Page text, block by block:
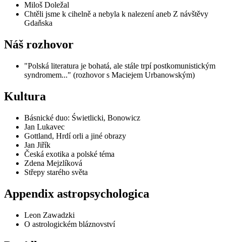
Miloš Doležal
Chtěli jsme k cihelně a nebyla k nalezení aneb Z návštěvy
Gdaňska
Náš rozhovor
"Polská literatura je bohatá, ale stále trpí postkomunistickým
syndromem..." (rozhovor s Maciejem Urbanowským)
Kultura
Básnické duo: Świetlicki, Bonowicz
Jan Lukavec
Gottland, Hrdí orli a jiné obrazy
Jan Jiřík
Česká exotika a polské téma
Zdena Mejzlíková
Střepy starého světa
Appendix astropsychologica
Leon Zawadzki
O astrologickém bláznovství